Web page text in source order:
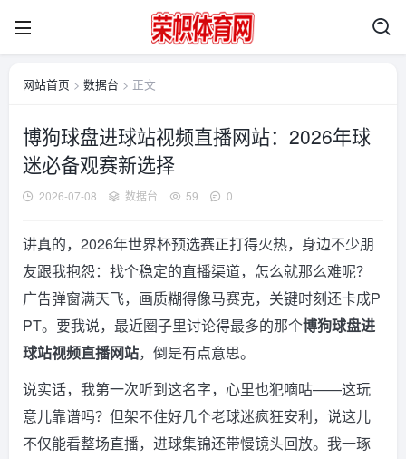
网站首页 > 数据台 > 正文
博狗球盘进球站视频直播网站：2026年球
迷必备观赛新选择
2026-07-08 数据台 59 0
讲真的，2026年世界杯预选赛正打得火热，身边不少朋
友跟我抱怨：找个稳定的直播渠道，怎么就那么难呢？
广告弹窗满天飞，画质糊得像马赛克，关键时刻还卡成P
PT。要我说，最近圈子里讨论得最多的那个博狗球盘进
球站视频直播网站，倒是有点意思。
说实话，我第一次听到这名字，心里也犯嘀咕——这玩
意儿靠谱吗？但架不住好几个老球迷疯狂安利，说这儿
不仅能看整场直播，进球集锦还带慢镜头回放。我一琢